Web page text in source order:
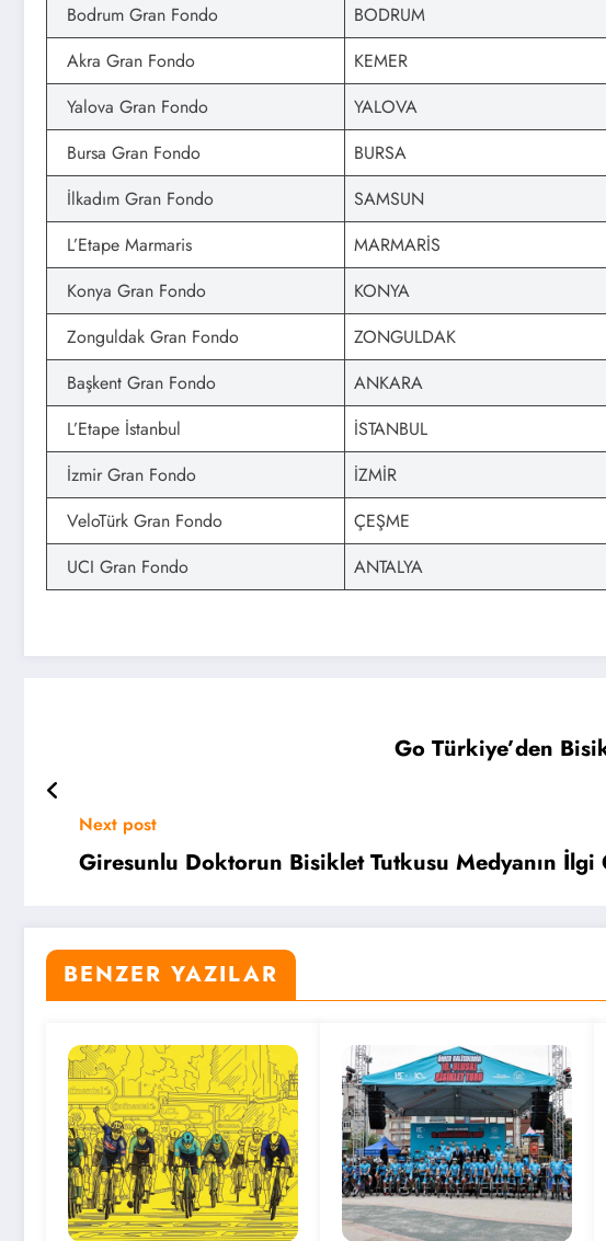
Bodrum Gran Fondo
BODRUM
Akra Gran Fondo
KEMER
Yalova Gran Fondo
YALOVA
Bursa Gran Fondo
BURSA
İlkadım Gran Fondo
SAMSUN
L’Etape Marmaris
MARMARİS
Konya Gran Fondo
KONYA
Zonguldak Gran Fondo
ZONGULDAK
Başkent Gran Fondo
ANKARA
L’Etape İstanbul
İSTANBUL
İzmir Gran Fondo
İZMİR
VeloTürk Gran Fondo
ÇEŞME
UCI Gran Fondo
ANTALYA
Go Türkiye’den
Next post
Giresunlu Doktorun Bisiklet Tutkusu Medyanın İlgi
BENZER YAZILAR